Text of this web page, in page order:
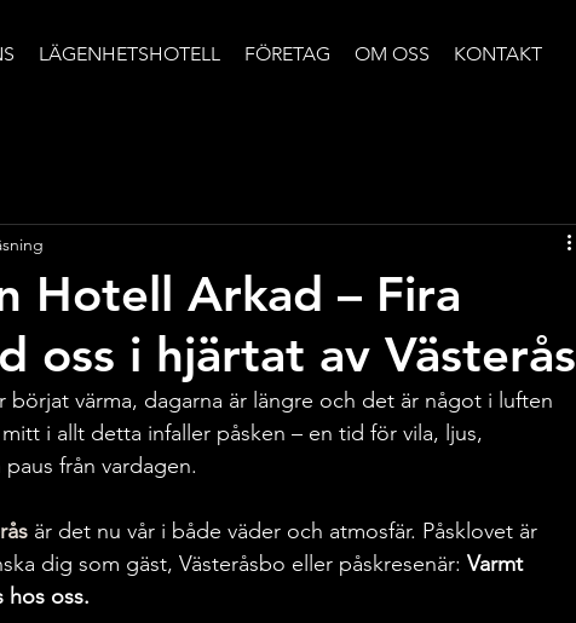
LÄGENHETSHOTELL FÖRETAG OM OSS KONTAKT
Hotell Arkad – Fira
oss i hjärtat av Västerås
börjat värma, dagarna är längre och det är något i luften
i allt detta infaller påsken – en tid för vila, ljus,
från vardagen.
är det nu vår i både väder och atmosfär. Påsklovet är
dig som gäst, Västeråsbo eller påskresenär: Varmt
hos oss.